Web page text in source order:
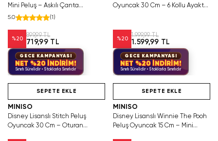
Mini Peluş – Askılı Çanta
Aksesuarı
5.0 (1 )
%20
899,99 TL
719,99 TL
GECE KAMPANYASI
NET %20 İNDİRİM!
Sınırlı Sürelidir • Stoklarla Sınırlıdır
Oyuncak 30 Cm – 6 Kollu Ayakta
%20
1.999,99 TL
1.599,99 TL
GECE KAMPANYASI
NET %20 İNDİRİM!
Sınırlı Sürelidir • Stoklarla Sınırlıdır
SEPETE EKLE
MINISO
Disney Lisanslı Stitch Peluş
Oyuncak 30 Cm – Oturan
SEPETE EKLE
MINISO
Disney Lisanslı Winnie The Pooh
Peluş Oyuncak 15 Cm – Mini